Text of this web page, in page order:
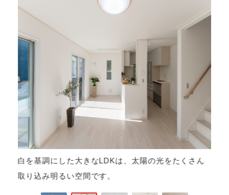
白を基調にした大きなLDKは、太陽の光をたくさん
取り込み明るい空間です。